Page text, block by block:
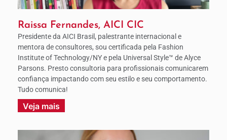
Raissa Fernandes, AICI CIC
Presidente da AICI Brasil, palestrante internacional e
mentora de consultores, sou certificada pela Fashion
Institute of Technology/NY e pela Universal Style™ de Alyce
Parsons. Presto consultoria para profissionais comunicarem
confiança impactando com seu estilo e seu comportamento.
Tudo comunica!
Veja mais